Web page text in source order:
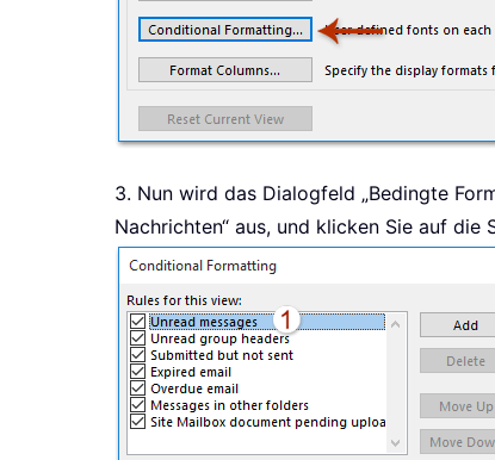
3. Nun wird das Dialogfeld „Bedingte
Nachrichten“ aus, und klicken Sie auf die